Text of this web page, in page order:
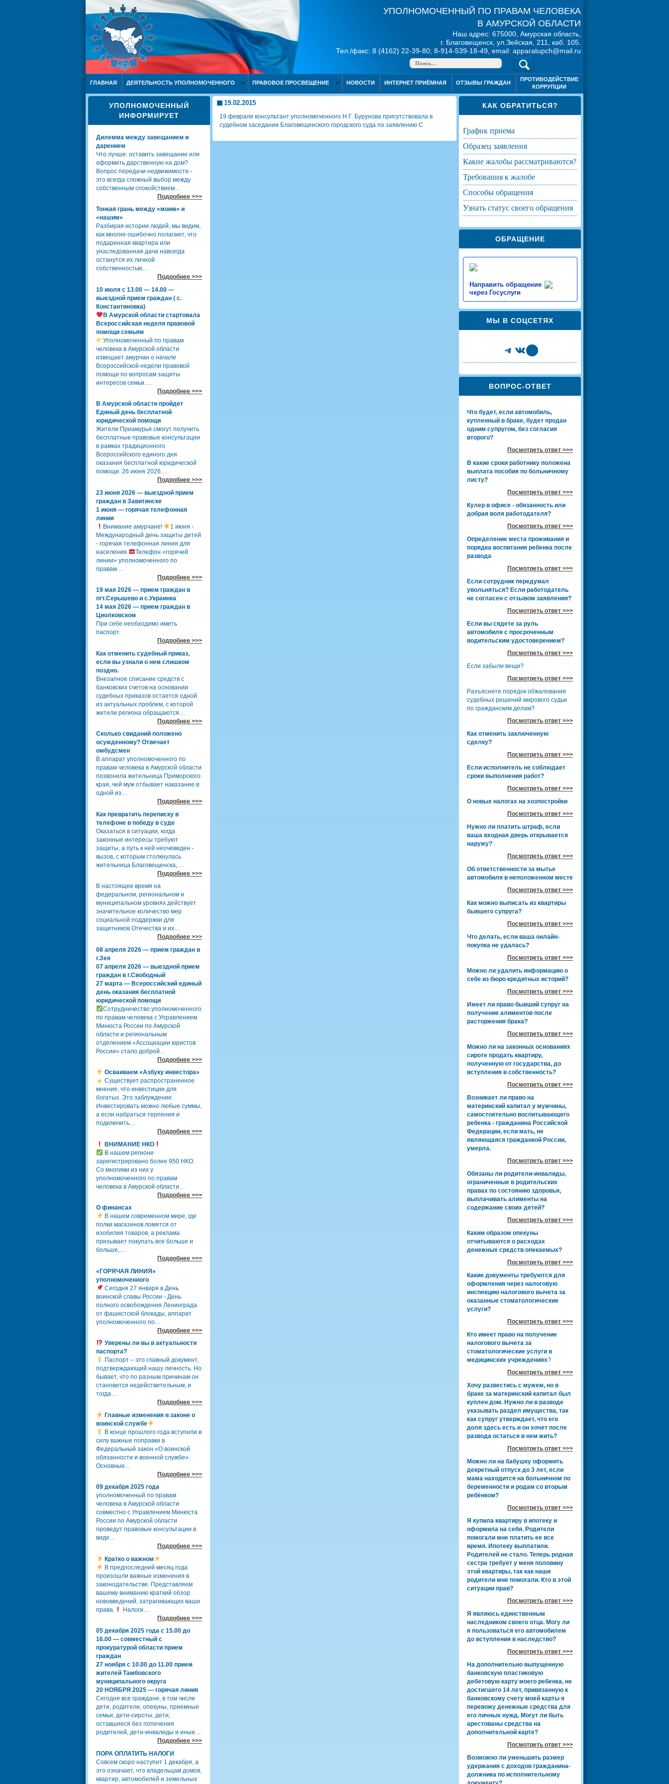
УПОЛНОМОЧЕННЫЙ ПО ПРАВАМ ЧЕЛОВЕКА
В АМУРСКОЙ ОБЛАСТИ
Наш адрес: 675000, Амурская область,
г. Благовещенск, ул.Зейская, 211, каб. 105.
Тел./факс: 8 (4162) 22-39-80; 8-914-539-18-49, email: apparatupch@mail.ru
ГЛАВНАЯ ДЕЯТЕЛЬНОСТЬ УПОЛНОМОЧЕННОГО ПРАВОВОЕ ПРОСВЕЩЕНИЕ НОВОСТИ ИНТЕРНЕТ ПРИЁМНАЯ ОТЗЫВЫ ГРАЖДАН
ПРОТИВОДЕЙСТВИЕ
КОРРУПЦИИ
УПОЛНОМОЧЕННЫЙ
ИНФОРМИРУЕТ
Дилемма между завещанием и
дарением
Что лучше: оставить завещание или
оформить дарственную на дом?
Вопрос передачи недвижимости -
это всегда сложный выбор между
собственным спокойствием…
Подробнее >>>
Тонкая грань между «моим» и
«нашим»
Разбирая истории людей, мы видим,
как многие ошибочно полагают, что
подаренная квартира или
унаследованная дача навсегда
останутся их личной
собственностью…
Подробнее >>>
10 июля с 13.00 — 14.00 —
выездной прием граждан ( с.
Константиновка)
В Амурской области стартовала
Всероссийская неделя правовой
помощи семьям
Уполномоченный по правам
человека в Амурской области
извещает амурчан о начале
Всероссийской недели правовой
помощи по вопросам защиты
интересов семьи.…
Подробнее >>>
В Амурской области пройдет
Единый день бесплатной
юридической помощи
Жители Приамурья смогут получить
бесплатные правовые консультации
в рамках традиционного
Всероссийского единого дня
оказания бесплатной юридической
помощи. 26 июня 2026…
Подробнее >>>
23 июня 2026 — выездной прием
граждан в Завитинске
1 июня — горячая телефонная
линия
Внимание амурчане!
1 июня -
Международный день защиты детей
- горячая телефонная линия для
населения.
Телефон «горячей
линии» уполномоченного по
правам…
Подробнее >>>
19 мая 2026 — прием граждан в
пгт.Серышево и с.Украинка
14 мая 2026 — прием граждан в
Циолковском
При себе необходимо иметь
паспорт.
Подробнее >>>
Как отменить судебный приказ,
если вы узнали о нем слишком
поздно.
Внезапное списание средств с
банковских счетов на основании
судебных приказов остается одной
из актуальных проблем, с которой
жители региона обращаются…
Подробнее >>>
Сколько свиданий положено
осужденному? Отвечает
омбудсмен
В аппарат уполномоченного по
правам человека в Амурской области
позвонила жительница Приморского
края, чей муж отбывает наказание в
одной из…
Подробнее >>>
Как превратить переписку в
телефоне в победу в суде
Оказаться в ситуации, когда
законные интересы требуют
защиты, а путь к ней неочевиден -
вызов, с которым столкнулась
жительница Благовещенска,…
Подробнее >>>
В настоящее время на
федеральном, региональном и
муниципальном уровнях действует
значительное количество мер
социальной поддержки для
защитников Отечества и их…
Подробнее >>>
08 апреля 2026 — прием граждан в
г.Зея
07 апреля 2026 — выездной прием
граждан в г.Свободный
27 марта — Всероссийский единый
день оказания бесплатной
юридической помощи
Сотрудничество уполномоченного
по правам человека с Управлением
Минюста России по Амурской
области и региональным
отделением «Ассоциации юристов
России» стало доброй…
Подробнее >>>
Осваиваем «Азбуку инвестора»
Существует распространенное
мнение, что инвестиции для
богатых. Это заблуждение.
Инвестировать можно любые суммы,
а если набраться терпения и
подключить…
Подробнее >>>
ВНИМАНИЕ НКО
В нашем регионе
зарегистрировано более 950 НКО.
Со многими из них у
уполномоченного по правам
человека в Амурской области…
Подробнее >>>
О финансах
В нашем современном мире, где
полки магазинов ломятся от
изобилия товаров, а реклама
призывает покупать все больше и
больше,…
Подробнее >>>
«ГОРЯЧАЯ ЛИНИЯ»
уполномоченного
Сегодня 27 января в День
воинской славы России - День
полного освобождения Ленинграда
от фашистской блокады, аппарат
уполномоченного по…
Подробнее >>>
Уверены ли вы в актуальности
паспорта?
Паспорт – это главный документ,
подтверждающий нашу личность. Но
бывает, что по разным причинам он
становится недействительным, и
тогда…
Подробнее >>>
Главные изменения в законе о
воинской службе
В конце прошлого года вступили в
силу важные поправки в
Федеральный закон «О воинской
обязанности и военной службе».
Основные…
Подробнее >>>
09 декабря 2025 года
уполномоченный по правам
человека в Амурской области
совместно с Управлением Минюста
России по Амурской области
проведут правовые консультации в
виде…
Подробнее >>>
Кратко о важном
В предпоследний месяц года
произошли важные изменения в
законодательстве. Представляем
вашему вниманию краткий обзор
нововведений, затрагивающих ваши
права.
Налоги…
Подробнее >>>
05 декабря 2025 года с 15.00 до
16.00 — совместный с
прокуратурой области прием
граждан
27 ноября с 10.00 до 11.00 прием
жителей Тамбовского
муниципального округа
20 НОЯБРЯ 2025 — горячая линия
Сегодня все граждане, в том числе
дети, родители, опекуны, приемные
семьи, дети-сироты, дети,
оставшиеся без попечения
родителей, дети-инвалиды и иные…
Подробнее >>>
ПОРА ОПЛАТИТЬ НАЛОГИ
Совсем скоро наступит 1 декабря, а
это означает, что владельцам домов,
квартир, автомобилей и земельных
19.02.2015
19 февраля консультант уполномоченного Н.Г. Бурунова присутствовала в
судебном заседании Благовещенского городского суда по заявлению С.
КАК ОБРАТИТЬСЯ?
график приема
образец заявления
какие жалобы рассматриваются?
требования к жалобе
способы обращения
узнать статус своего обращения
ОБРАЩЕНИЕ
Направить обращение
через Госуслуги
МЫ В СОЦСЕТЯХ
Telegram
VKShare Icon
ВОПРОС-ОТВЕТ
Что будет, если автомобиль,
купленный в браке, будет продан
одним супругом, без согласия
второго?
Посмотреть ответ >>>
В какие сроки работнику положена
выплата пособия по больничному
листу?
Посмотреть ответ >>>
Кулер в офисе - обязанность или
добрая воля работодателя?
Посмотреть ответ >>>
Определение места проживания и
порядка воспитания ребенка после
развода
Посмотреть ответ >>>
Если сотрудник передумал
увольняться? Если работодатель
не согласен с отзывом заявления?
Посмотреть ответ >>>
Если вы сядете за руль
автомобиля с просроченным
водительским удостоверением?
Посмотреть ответ >>>
Если забыли вещи?
Посмотреть ответ >>>
Разъясните порядок обжалования
судебных решений мирового судьи
по гражданским делам?
Посмотреть ответ >>>
Как отменить заключенную
сделку?
Посмотреть ответ >>>
Если исполнитель не соблюдает
сроки выполнения работ?
Посмотреть ответ >>>
О новых налогах на хозпостройки
Посмотреть ответ >>>
Нужно ли платить штраф, если
ваша входная дверь открывается
наружу?
Посмотреть ответ >>>
Об ответственности за мытье
автомобиля в неположенном месте
Посмотреть ответ >>>
Как можно выписать из квартиры
бывшего супруга?
Посмотреть ответ >>>
Что делать, если ваша онлайн-
покупка не удалась?
Посмотреть ответ >>>
Можно ли удалить информацию о
себе из бюро кредитных историй?
Посмотреть ответ >>>
Имеет ли право бывший супруг на
получение алиментов после
расторжения брака?
Посмотреть ответ >>>
Можно ли на законных основаниях
сироте продать квартиру,
полученную от государства, до
вступления в собственность?
Посмотреть ответ >>>
Возникает ли право на
материнский капитал у мужчины,
самостоятельно воспитывающего
ребенка - гражданина Российской
Федерации, если мать, не
являющаяся гражданкой России,
умерла.
Посмотреть ответ >>>
Обязаны ли родители-инвалиды,
ограниченные в родительских
правах по состоянию здоровья,
выплачивать алименты на
содержание своих детей?
Посмотреть ответ >>>
Каким образом опекуны
отчитываются о расходах
денежных средств опекаемых?
Посмотреть ответ >>>
Какие документы требуются для
оформления через налоговую
инспекцию налогового вычета за
оказанные стоматологические
услуги?
Посмотреть ответ >>>
Кто имеет право на получение
налогового вычета за
стоматологические услуги в
медицинских учреждениях?
Посмотреть ответ >>>
Хочу развестись с мужем, но в
браке за материнский капитал был
куплен дом. Нужно ли в разводе
указывать раздел имущества, так
как супруг утверждает, что его
доля здесь есть и он хочет после
развода остаться в нем жить?
Посмотреть ответ >>>
Можно ли на бабушку оформить
декретный отпуск до 3 лет, если
мама находится на больничном по
беременности и родам со вторым
ребёнком?
Посмотреть ответ >>>
Я купила квартиру в ипотеку и
оформила на себя. Родители
помогали мне платить ее все
время. Ипотеку выплатили.
Родителей не стало. Теперь родная
сестра требует у меня половину
этой квартиры, так как наши
родители мне помогали. Кто в этой
ситуации прав?
Посмотреть ответ >>>
Я являюсь единственным
наследником своего отца. Могу ли
я пользоваться его автомобилем
до вступления в наследство?
Посмотреть ответ >>>
На дополнительно выпущенную
банковскую пластиковую
дебетовую карту моего ребенка, не
достигшего 14 лет, привязанную к
банковскому счету моей карты я
перевожу денежные средства для
его личных нужд. Могут ли быть
арестованы средства на
дополнительной карте?
Посмотреть ответ >>>
Возможно ли уменьшить размер
удержания с доходов гражданина-
должника по исполнительному